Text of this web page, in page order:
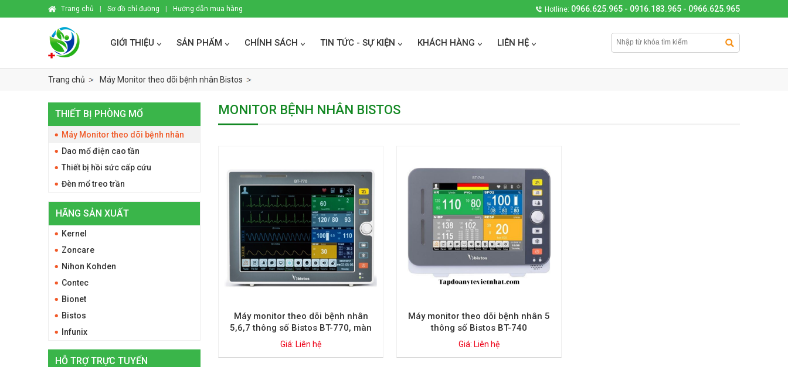
GIỚI THIỆU SẢN PHẨM CHÍNH SÁCH TIN TỨC - SỰ KIỆN KHÁCH HÀNG LIÊN HỆ
Trang chủ Máy Monitor theo dõi bệnh nhân Bistos
THIẾT BỊ PHÒNG MỔ
Máy Monitor theo dõi bệnh nhân
Dao mổ điện cao tần
Thiết bị hồi sức cấp cứu
Đèn mổ treo trần
HÃNG SẢN XUẤT
Kernel
Zoncare
Nihon Kohden
Contec
Bionet
Bistos
Infunix
HỖ TRỢ TRỰC TUYẾN
MONITOR BỆNH NHÂN BISTOS
Máy monitor theo dõi bệnh nhân
5,6,7 thông số Bistos BT-770, màn
hình cảm ứng
Giá: Liên hệ
Máy monitor theo dõi bệnh nhân 5
thông số Bistos BT-740
Giá: Liên hệ
Hotline: 0966.625.965 - 0916.183.965 - 0966.625.965
Trang chủ Sơ đồ chỉ đường Hướng dẫn mua hàng